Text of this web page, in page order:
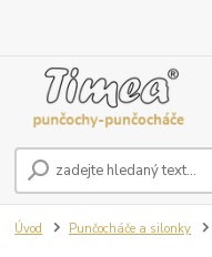
Úvod Punčocháče a silonky